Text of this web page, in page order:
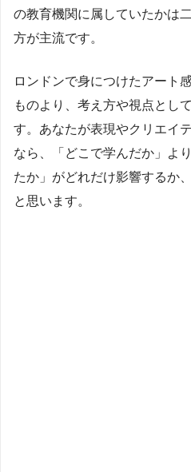
の教育機関に属していたかは
方が主流です。
ロンドンで身につけたアート
ものより、考え方や視点とし
す。あなたが表現やクリエイ
なら、「どこで学んだか」よ
たか」がどれだけ影響するか
と思います。